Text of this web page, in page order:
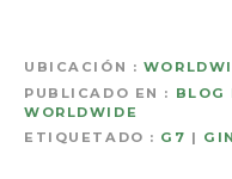
UBICACIÓN
PUBLICADO EN
BLOG
WORLDWIDE
ETIQUETADO
G7 |